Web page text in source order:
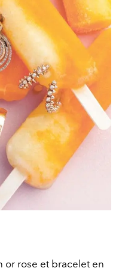
or rose et bracelet en